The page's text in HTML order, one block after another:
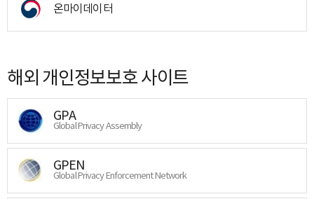
온마이데이터
해외 개인정보보호 사이트
GPA
Global Privacy Assembly
GPEN
Global Privacy Enforcement Network